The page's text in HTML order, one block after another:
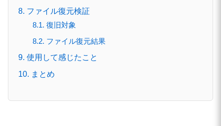
8. ファイル復元検証
8.1. 復旧対象
8.2. ファイル復元結果
9. 使用して感じたこと
10. まとめ